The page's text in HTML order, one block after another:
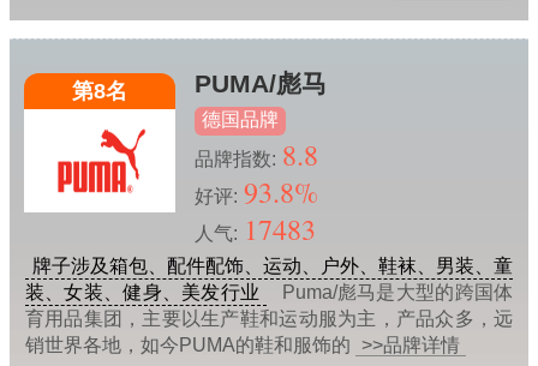
第8名 PUMA/彪马
德国品牌
品牌指数: 8.8
好评: 93.8%
人气: 17483
牌子涉及箱包、配件配饰、运动、户外、鞋袜、男装、童
装、女装、健身、美发行业
Puma/彪马是大型的跨国体
育用品集团，主要以生产鞋和运动服为主，产品众多，远
销世界各地，如今PUMA的鞋和服饰的 >>品牌详情